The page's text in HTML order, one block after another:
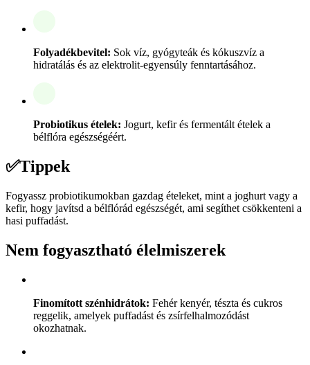
Folyadékbevitel: Sok víz, gyógyteák és kókuszvíz a
hidratálás és az elektrolit-egyensúly fenntartásához.
Probiotikus ételek: Jogurt, kefir és fermentált ételek a
bélflóra egészségéért.
✅Tippek
Fogyassz probiotikumokban gazdag ételeket, mint a joghurt vagy a
kefir, hogy javítsd a bélflórád egészségét, ami segíthet csökkenteni a
hasi puffadást.
Nem fogyasztható élelmiszerek
Finomított szénhidrátok: Fehér kenyér, tészta és cukros
reggelik, amelyek puffadást és zsírfelhalmozódást
okozhatnak.